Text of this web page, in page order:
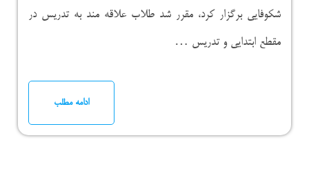
شکوفایی برگزار کرد، مقرر شد طلاب علاقه مند به تدریس در
مقطع ابتدایی و تدریس …
ادامه مطلب